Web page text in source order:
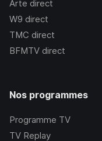
Arte direct
W9 direct
TMC direct
BFMTV direct
Nos programmes
Programme TV
TV Replay